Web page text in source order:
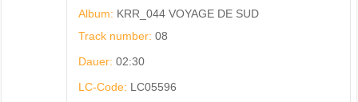
Album: KRR_044 VOYAGE DE SUD
Track number: 08
Dauer: 02:30
LC-Code: LC05596